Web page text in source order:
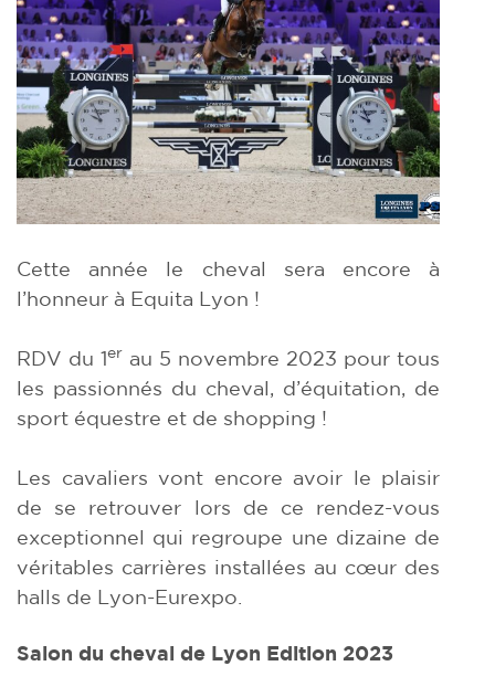
Cette année le cheval sera encore à
l’honneur à Equita Lyon !
RDV du 1er au 5 novembre 2023 pour tous
les passionnés du cheval, d’équitation, de
sport équestre et de shopping !
Les cavaliers vont encore avoir le plaisir
de se retrouver lors de ce rendez-vous
exceptionnel qui regroupe une dizaine de
véritables carrières installées au cœur des
halls de Lyon-Eurexpo.
Salon du cheval de Lyon Edition 2023